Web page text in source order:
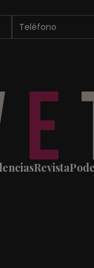
Revista